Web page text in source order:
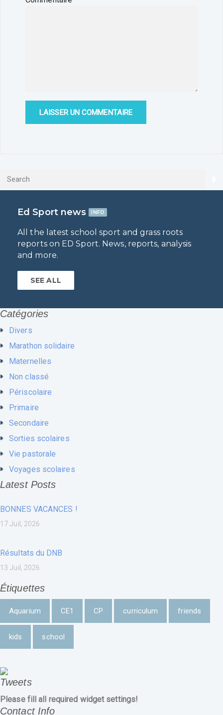
Ed Sport news INFO
All the latest school sport and grass roots
reports on ED Sport. News, reports, analysis
and more.
SEE ALL
Catégories
Divers
Marathon solidaire
Maternelles
Non classé
Périscolaire
Primaire
Secondaire
Sorties scolaires
Vie pastorale
Voyages scolaires
Latest Posts
BONNES VACANCES !
17 Juil, 2026
Résultats du DNB
13 Juil, 2026
Étiquettes
Aquarium CE1 CP curriculum friends
kids school
Tweets
Please fill all required widget settings!
Contact Info